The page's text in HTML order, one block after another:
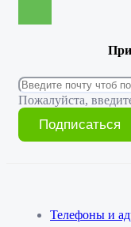
Пожалуйста,
Подписаться
Телефоны и